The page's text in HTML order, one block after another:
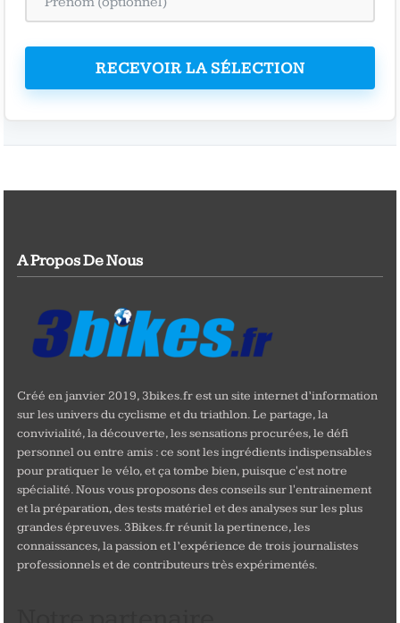
RECEVOIR LA SÉLECTION
A Propos De Nous
Créé en janvier 2019, 3bikes.fr est un site internet d’information
sur les univers du cyclisme et du triathlon. Le partage, la
convivialité, la découverte, les sensations procurées, le défi
personnel ou entre amis : ce sont les ingrédients indispensables
pour pratiquer le vélo, et ça tombe bien, puisque c'est notre
spécialité. Nous vous proposons des conseils sur l'entrainement
et la préparation, des tests matériel et des analyses sur les plus
grandes épreuves. 3Bikes.fr réunit la pertinence, les
connaissances, la passion et l’expérience de trois journalistes
professionnels et de contributeurs très expérimentés.